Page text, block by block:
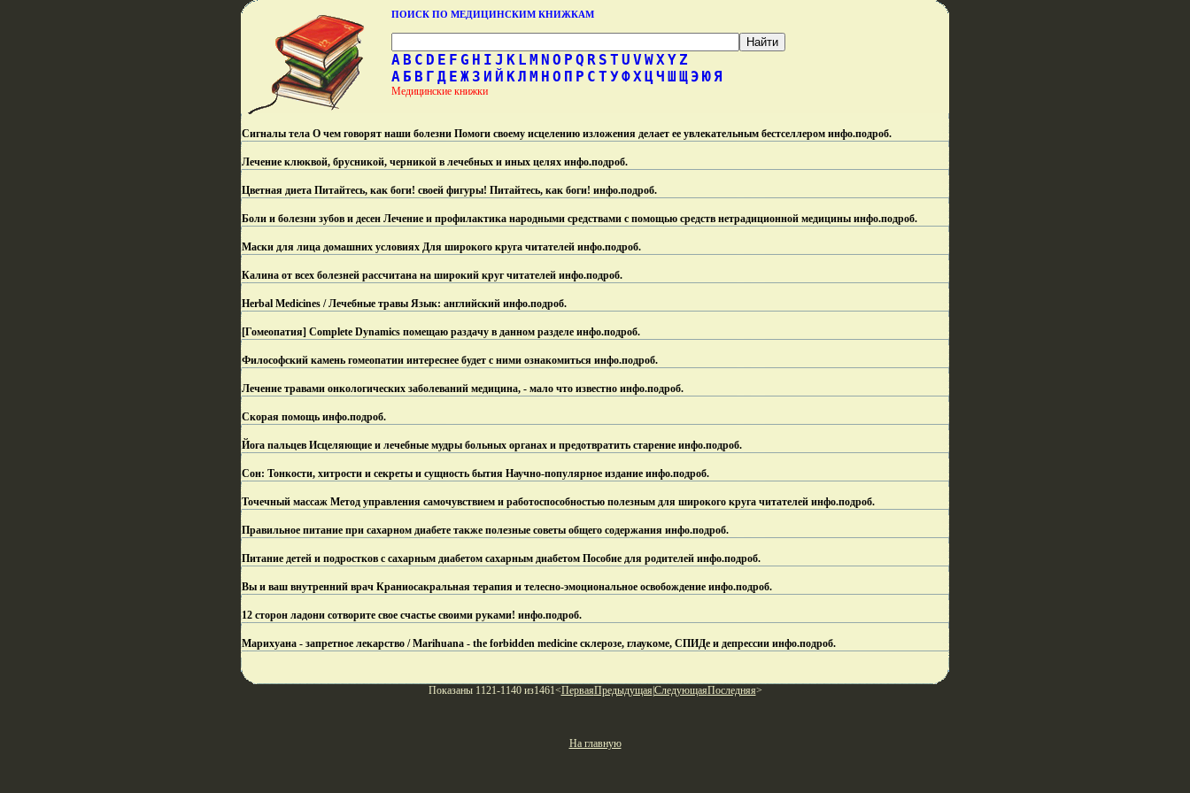
ПОИСК ПО МЕДИЦИНСКИМ КНИЖКАМ
A B C D E F G H I J K L M N O P Q R S T U V WXY Z
А Б В Г Д Е Ж З И Й КЛ М Н О П Р С Т УФХЦЧ Ш Щ Э ЮЯ
Медицинские книжки
Сигналы тела О чем говорят наши болезни Помоги своему исцелению изложения делает ее увлекательным бестселлером инфо.подроб.
Лечение клюквой, брусникой, черникой в лечебных и иных целях инфо.подроб.
Цветная диета Питайтесь, как боги! своей фигуры! Питайтесь, как боги! инфо.подроб.
Боли и болезни зубов и десен Лечение и профилактика народными средствами с помощью средств нетрадиционной медицины инфо.подроб.
Маски для лица домашних условиях Для широкого круга читателей инфо.подроб.
Калина от всех болезней рассчитана на широкий круг читателей инфо.подроб.
Herbal Medicines / Лечебные травы Язык: английский инфо.подроб.
[Гомеопатия] Complete Dynamics помещаю раздачу в данном разделе инфо.подроб.
Философский камень гомеопатии интереснее будет с ними ознакомиться инфо.подроб.
Лечение травами онкологических заболеваний медицина, - мало что известно инфо.подроб.
Скорая помощь инфо.подроб.
Йога пальцев Исцеляющие и лечебные мудры больных органах и предотвратить старение инфо.подроб.
Сон: Тонкости, хитрости и секреты и сущность бытия Научно-популярное издание инфо.подроб.
Точечный массаж Метод управления самочувствием и работоспособностью полезным для широкого круга читателей инфо.подроб.
Правильное питание при сахарном диабете также полезные советы общего содержания инфо.подроб.
Питание детей и подростков с сахарным диабетом сахарным диабетом Пособие для родителей инфо.подроб.
Вы и ваш внутренний врач Краниосакральная терапия и телесно-эмоциональное освобождение инфо.подроб.
12 сторон ладони сотворите свое счастье своими руками! инфо.подроб.
Марихуана - запретное лекарство / Marihuana - the forbidden medicine склерозе, глаукоме, СПИДе и депрессии инфо.подроб.
Показаны 1121-1140 из1461<ПерваяПредыдущая СледующаяПоследняя>
На главную